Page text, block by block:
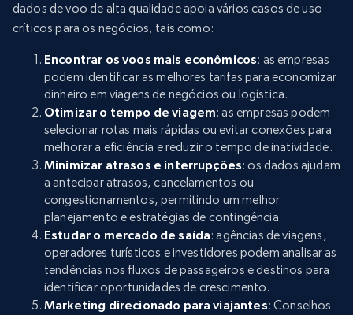
dados de voo de alta qualidade apoia vários casos de uso
críticos para os negócios, tais como:
Encontrar os voos mais econômicos: as empresas
podem identificar as melhores tarifas para economizar
dinheiro em viagens de negócios ou logística.
Otimizar o tempo de viagem: as empresas podem
selecionar rotas mais rápidas ou evitar conexões para
melhorar a eficiência e reduzir o tempo de inatividade.
Minimizar atrasos e interrupções: os dados ajudam
a antecipar atrasos, cancelamentos ou
congestionamentos, permitindo um melhor
planejamento e estratégias de contingência.
Estudar o mercado de saída: agências de viagens,
operadores turísticos e investidores podem analisar as
tendências nos fluxos de passageiros e destinos para
identificar oportunidades de crescimento.
Marketing direcionado para viajantes: Conselhos